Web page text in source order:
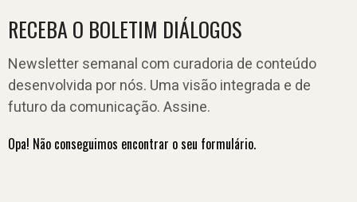
RECEBA O BOLETIM DIÁLOGOS
Newsletter semanal com curadoria de conteúdo
desenvolvida por nós. Uma visão integrada e de
futuro da comunicação. Assine.
Opa! Não conseguimos encontrar o seu formulário.